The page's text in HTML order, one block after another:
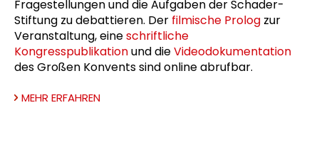
Fragestellungen und die Aufgaben der Schader-
Stiftung zu debattieren. Der filmische Prolog zur
Veranstaltung, eineschriftliche
Kongresspublikationund dieVideodokumentation
des Großen Konvents sind online abrufbar.
MEHR ERFAHREN